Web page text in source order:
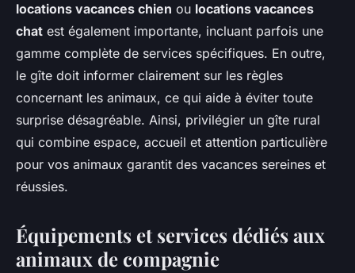
locations vacances chien ou locations vacances
chat est également importante, incluant parfois une
gamme complète de services spécifiques. En outre,
le gîte doit informer clairement sur les règles
concernant les animaux, ce qui aide à éviter toute
surprise désagréable. Ainsi, privilégier un gîte rural
qui combine espace, accueil et attention particulière
pour vos animaux garantit des vacances sereines et
réussies.
Équipements et services dédiés aux
animaux de compagnie